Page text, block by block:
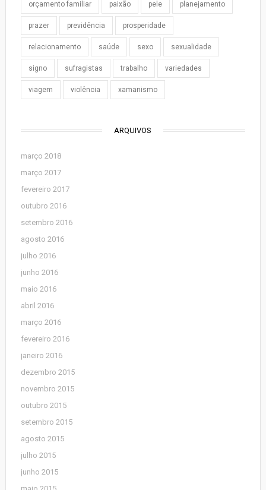
orçamento familiar paixão pele planejamento
prazer previdência prosperidade
relacionamento saúde sexo sexualidade
signo sufragistas trabalho variedades
viagem violência xamanismo
ARQUIVOS
março 2018
março 2017
fevereiro 2017
outubro 2016
setembro 2016
agosto 2016
julho 2016
junho 2016
maio 2016
abril 2016
março 2016
fevereiro 2016
janeiro 2016
dezembro 2015
novembro 2015
outubro 2015
setembro 2015
agosto 2015
julho 2015
junho 2015